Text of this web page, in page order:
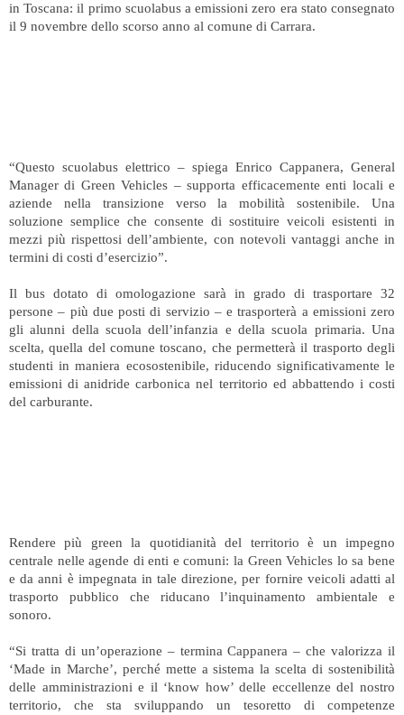
in Toscana: il primo scuolabus a emissioni zero era stato consegnato
il 9 novembre dello scorso anno al comune di Carrara.
“Questo scuolabus elettrico – spiega Enrico Cappanera, General
Manager di Green Vehicles – supporta efficacemente enti locali e
aziende nella transizione verso la mobilità sostenibile. Una
soluzione semplice che consente di sostituire veicoli esistenti in
mezzi più rispettosi dell’ambiente, con notevoli vantaggi anche in
termini di costi d’esercizio”.
Il bus dotato di omologazione sarà in grado di trasportare 32
persone – più due posti di servizio – e trasporterà a emissioni zero
gli alunni della scuola dell’infanzia e della scuola primaria. Una
scelta, quella del comune toscano, che permetterà il trasporto degli
studenti in maniera ecosostenibile, riducendo significativamente le
emissioni di anidride carbonica nel territorio ed abbattendo i costi
del carburante.
Rendere più green la quotidianità del territorio è un impegno
centrale nelle agende di enti e comuni: la Green Vehicles lo sa bene
e da anni è impegnata in tale direzione, per fornire veicoli adatti al
trasporto pubblico che riducano l’inquinamento ambientale e
sonoro.
“Si tratta di un’operazione – termina Cappanera – che valorizza il
‘Made in Marche’, perché mette a sistema la scelta di sostenibilità
delle amministrazioni e il ‘know how’ delle eccellenze del nostro
territorio, che sta sviluppando un tesoretto di competenze